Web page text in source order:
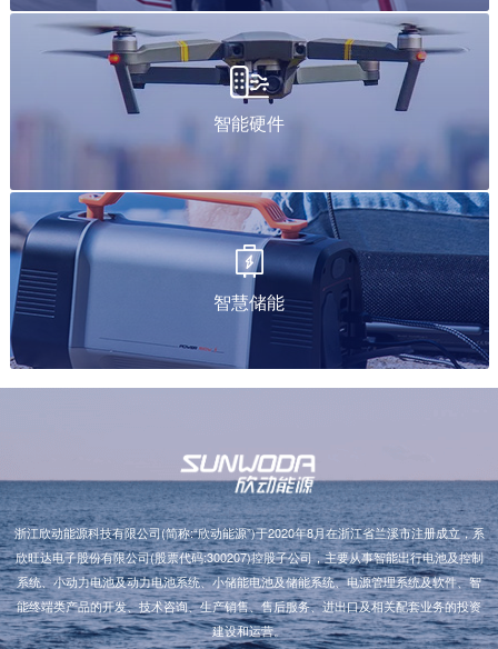
智能硬件
智慧储能
浙江欣动能源科技有限公司(简称:“欣动能源”)于2020年8月在浙江省兰溪市注册成立，系
欣旺达电子股份有限公司(股票代码:300207)控股子公司，主要从事智能出行电池及控制
系统、小动力电池及动力电池系统、小储能电池及储能系统、电源管理系统及软件、智
能终端类产品的开发、技术咨询、生产销售、售后服务、进出口及相关配套业务的投资
建设和运营。